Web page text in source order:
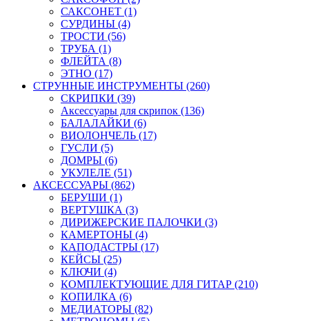
САКСОНЕТ (1)
СУРДИНЫ (4)
ТРОСТИ (56)
ТРУБА (1)
ФЛЕЙТА (8)
ЭТНО (17)
СТРУННЫЕ ИНСТРУМЕНТЫ (260)
СКРИПКИ (39)
Аксессуары для скрипок (136)
БАЛАЛАЙКИ (6)
ВИОЛОНЧЕЛЬ (17)
ГУСЛИ (5)
ДОМРЫ (6)
УКУЛЕЛЕ (51)
АКСЕССУАРЫ (862)
БЕРУШИ (1)
ВЕРТУШКА (3)
ДИРИЖЕРСКИЕ ПАЛОЧКИ (3)
КАМЕРТОНЫ (4)
КАПОДАСТРЫ (17)
КЕЙСЫ (25)
КЛЮЧИ (4)
КОМПЛЕКТУЮЩИЕ ДЛЯ ГИТАР (210)
КОПИЛКА (6)
МЕДИАТОРЫ (82)